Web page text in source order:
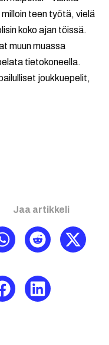
teen työtä, vielä
koko ajan töissä.
muun muassa
tietokoneella.
joukkuepelit,
Jaa artikkeli